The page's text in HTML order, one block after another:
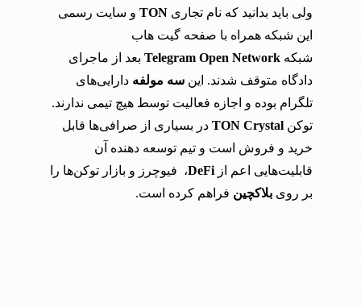
ولی باید بدانید که نام تجاری TONو سایت رسمی
این شبکه همراه با صفحه گیت هاب
شبکه Telegram Open Networkبعد از ماجرای
دادگاه متوقف شدند. این سه مولفه دارایی‌های
تلگرام بوده و اجازه فعالیت توسط هیچ تیمی ندارند.
توکن TON Crystalدر بسیاری از صرافی‌ها قابل
خرید و فروش است و تیم توسعه دهنده آن
قابلیت‌هایی اعم از DeFi، فیوچرز و بازار توکن‌ها را
بر روی بلاکچین فراهم کرده است.